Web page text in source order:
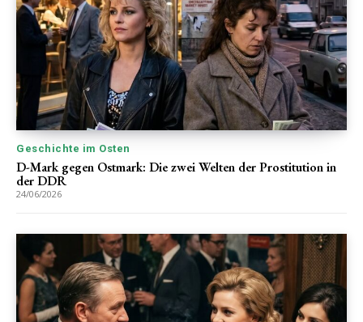
Geschichte im Osten
D-Mark gegen Ostmark: Die zwei Welten der Prostitution in
der DDR
24/06/2026